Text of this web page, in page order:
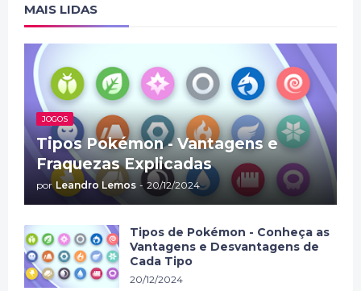
MAIS LIDAS
JOGOS
Tipos Pokémon - Vantagens e
Fraquezas Explicadas
por Leandro Lemos - 20/12/2024
Tipos de Pokémon - Conheça as
Vantagens e Desvantagens de
Cada Tipo
20/12/2024